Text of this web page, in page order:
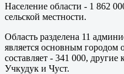
Население области - 1 862
сельской местности.
Область разделена 11
является основным городом
составляет - 341 000,
Учкудук и Чуст.